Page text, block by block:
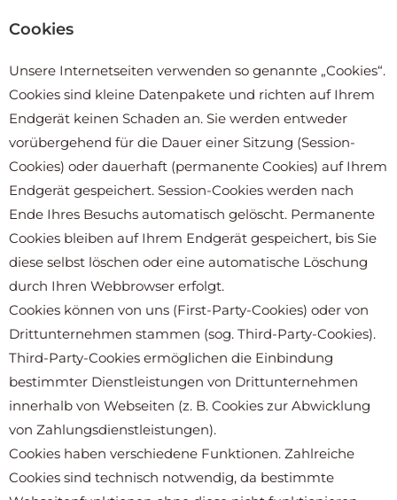
Cookies
Unsere Internetseiten verwenden so genannte „Cookies“.
Cookies sind kleine Datenpakete und richten auf Ihrem
Endgerät keinen Schaden an. Sie werden entweder
vorübergehend für die Dauer einer Sitzung (Session-
Cookies) oder dauerhaft (permanente Cookies) auf Ihrem
Endgerät gespeichert. Session-Cookies werden nach
Ende Ihres Besuchs automatisch gelöscht. Permanente
Cookies bleiben auf Ihrem Endgerät gespeichert, bis Sie
diese selbst löschen oder eine automatische Löschung
durch Ihren Webbrowser erfolgt.
Cookies können von uns (First-Party-Cookies) oder von
Drittunternehmen stammen (sog. Third-Party-Cookies).
Third-Party-Cookies ermöglichen die Einbindung
bestimmter Dienstleistungen von Drittunternehmen
innerhalb von Webseiten (z. B. Cookies zur Abwicklung
von Zahlungsdienstleistungen).
Cookies haben verschiedene Funktionen. Zahlreiche
Cookies sind technisch notwendig, da bestimmte